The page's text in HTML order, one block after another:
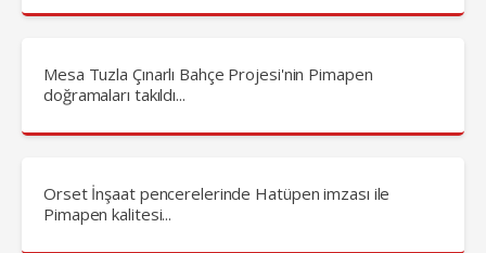
Mesa Tuzla Çınarlı Bahçe Projesi'nin Pimapen
doğramaları takıldı...
Orset İnşaat pencerelerinde Hatüpen imzası ile
Pimapen kalitesi...